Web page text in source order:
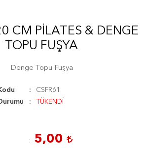
CM PILATES & DENGE
TOPU FUŞYA
Denge Topu Fuşya
CSFR61
TÜKENDİ
5,00